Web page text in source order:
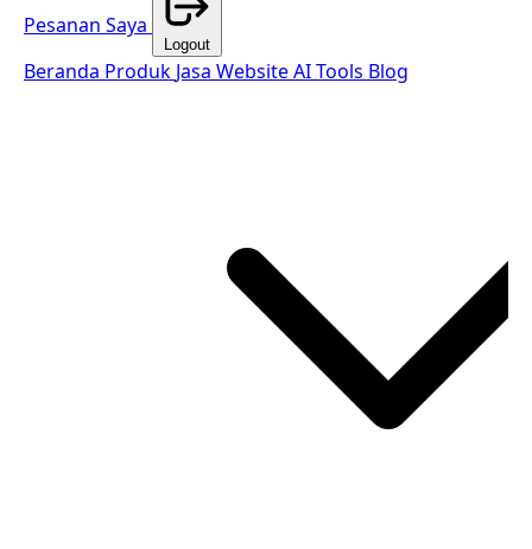
Pesanan Saya
Logout
Beranda Produk Jasa WebsiteAI Tools Blog